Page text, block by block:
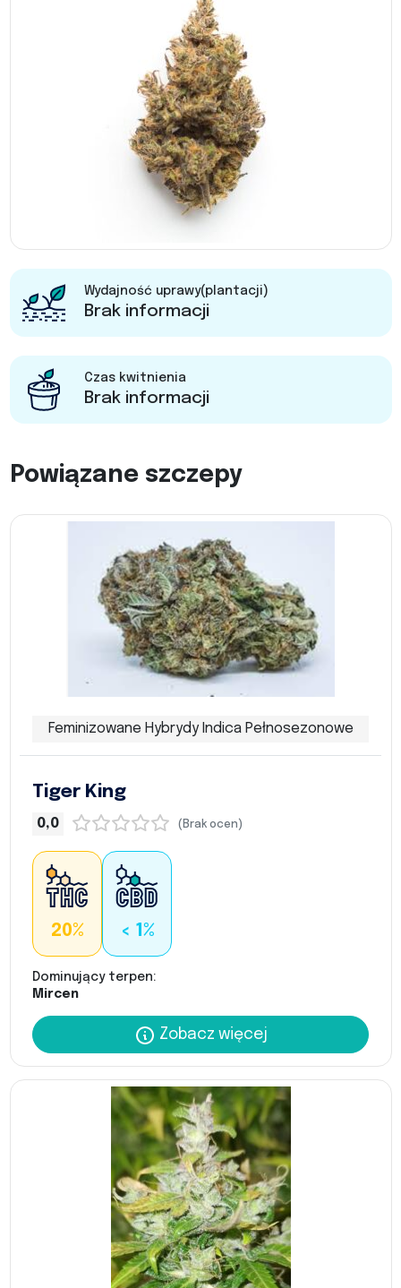
Wydajność uprawy(plantacji)
Brak informacji
Czas kwitnienia
Brak informacji
Powiązane szczepy
Feminizowane Hybrydy Indica Pełnosezonowe
Tiger King
0,0 (Brak ocen)
20% < 1%
Dominujący terpen:
Mircen
Zobacz więcej